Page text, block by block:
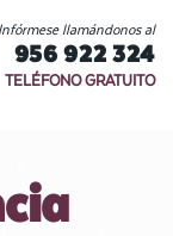
Infórmese llamándonos al
956 922 324
TELÉFONO GRATUITO